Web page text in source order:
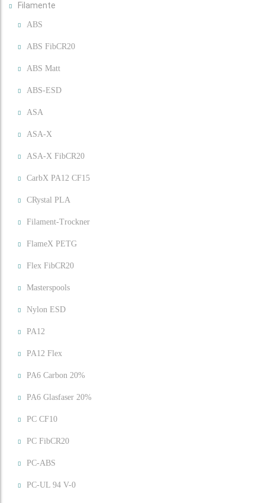
Filamente
ABS
ABS FibCR20
ABS Matt
ABS-ESD
ASA
ASA-X
ASA-X FibCR20
CarbX PA12 CF15
CRystal PLA
Filament-Trockner
FlameX PETG
Flex FibCR20
Masterspools
Nylon ESD
PA12
PA12 Flex
PA6 Carbon 20%
PA6 Glasfaser 20%
PC CF10
PC FibCR20
PC-ABS
PC-UL 94 V-0